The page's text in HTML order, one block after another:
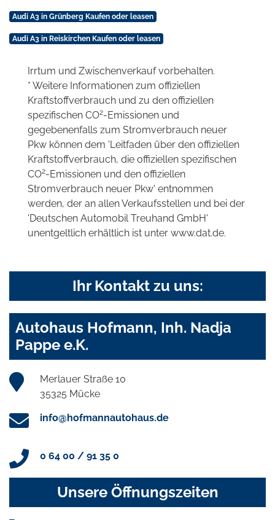
Audi A3 in Grünberg Kaufen oder leasen
Audi A3 in Reiskirchen Kaufen oder leasen
Irrtum und Zwischenverkauf vorbehalten.
* Weitere Informationen zum offiziellen
Kraftstoffverbrauch und zu den offiziellen
spezifischen CO2-Emissionen und
gegebenenfalls zum Stromverbrauch neuer
Pkw können dem 'Leitfaden über den offiziellen
Kraftstoffverbrauch, die offiziellen spezifischen
CO2-Emissionen und den offiziellen
Stromverbrauch neuer Pkw' entnommen
werden, der an allen Verkaufsstellen und bei der
'Deutschen Automobil Treuhand GmbH'
unentgeltlich erhältlich ist unter www.dat.de.
Ihr Kontakt zu uns:
Autohaus Hofmann, Inh. Nadja
Pappe e.K.
Merlauer Straße 10
35325 Mücke
info@hofmannautohaus.de
0 64 00 / 91 35 0
Unsere Öffnungszeiten